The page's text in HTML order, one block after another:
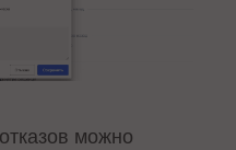
можно